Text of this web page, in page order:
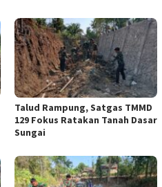
Talud Rampung, Satgas TMMD
129 Fokus Ratakan Tanah Dasar
Sungai